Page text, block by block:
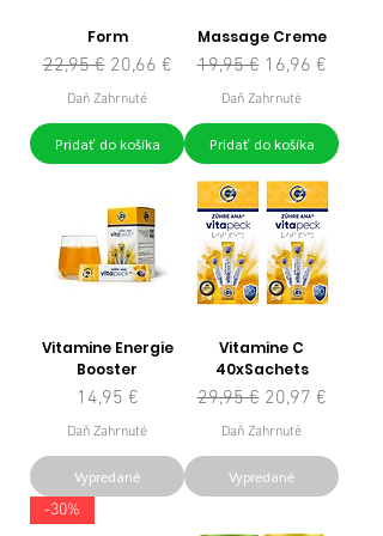
Form
Normálna cena
22,95 € Zľavnená cena
20,66 €
Daň Zahrnuté
Pridať do košíka
Massage Creme
Normálna cena
19,95 € Zľavnená cena
16,96 €
Daň Zahrnuté
Pridať do košíka
Vitamine Energie
Booster
Cena
14,95 €
Daň Zahrnuté
Vypredané
Vitamine C
40xSachets
Normálna cena
29,95 € Zľavnená cena
20,97 €
Daň Zahrnuté
Vypredané
-30%